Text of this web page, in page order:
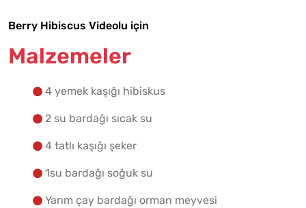
Berry Hibiscus Videolu için
Malzemeler
4 yemek kaşığı hibiskus
2 su bardağı sıcak su
4 tatlı kaşığı şeker
1su bardağı soğuk su
Yarım çay bardağı orman meyvesi